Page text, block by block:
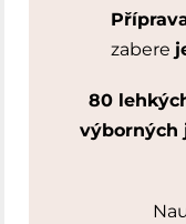
zabere
80
výborných